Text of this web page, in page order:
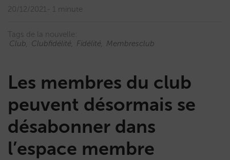
20/12/2021 1 minute
Tags de la nouvelle:
Club
Clubfidélité Fidélité Membresclub
Les membres du club
peuvent désormais se
désabonner dans
l’espace membre